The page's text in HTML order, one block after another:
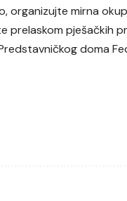
organizujte mirna
pješačkih
doma